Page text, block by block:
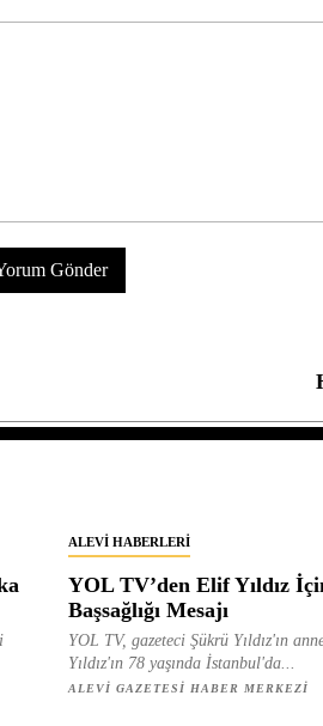
ALEVI HABERLERI
YOL TV’den Elif Yıldız
Başsağlığı Mesajı
YOL TV, gazeteci Şükrü Yıldız'ın
Yıldız'ın 78 yaşında İstanbul'da...
ALEVI GAZETESI HABER MERKEZI